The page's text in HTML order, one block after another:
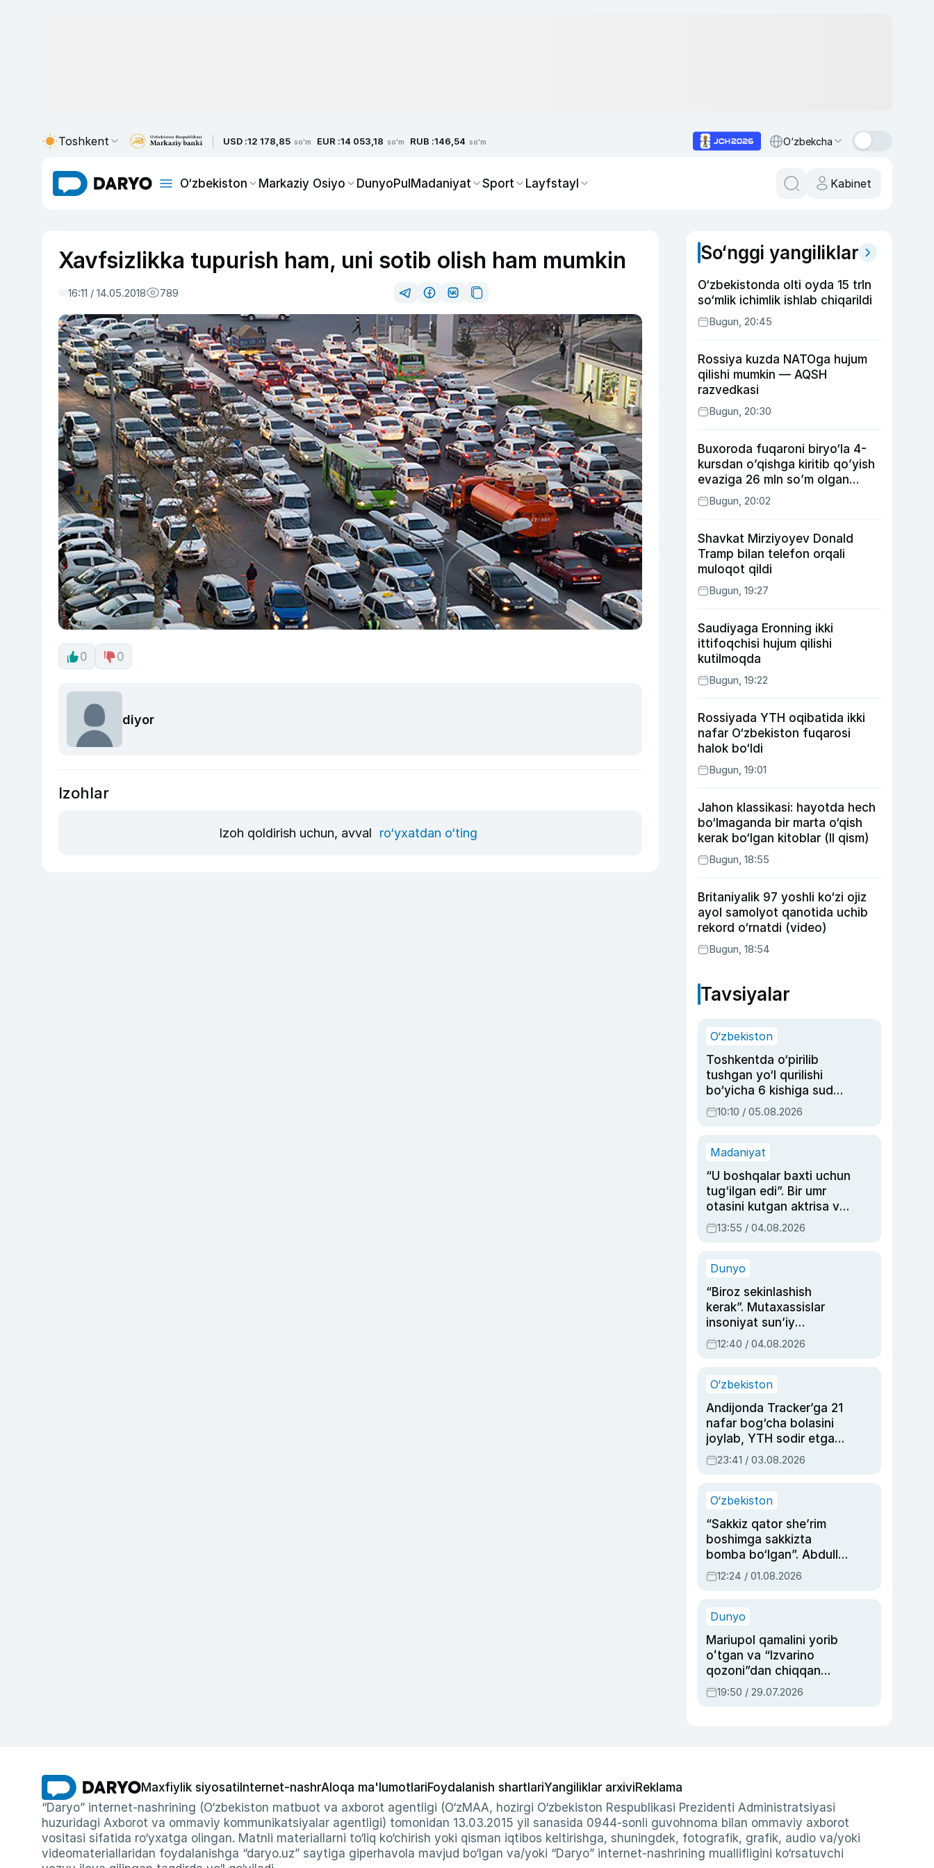
Toshkent USD :12 178,85 so'm EUR :14 053,18 so'm RUB :146,54 so'm O‘zbekcha
O‘zbekiston Markaziy Osiyo DunyoPulMadaniyat Sport Layfstayl Kabinet
Xavfsizlikka tupurish ham, uni sotib olish ham mumkin
16:11 / 14.05.2018 789
0 0
diyor
Izohlar
Izoh qoldirish uchun, avval ro‘yxatdan o‘ting
So‘nggi yangiliklar
O‘zbekistonda olti oyda 15 trln
so‘mlik ichimlik ishlab chiqarildi
Bugun, 20:45
Rossiya kuzda NATOga hujum
qilishi mumkin — AQSH
razvedkasi
Bugun, 20:30
Buxoroda fuqaroni biryo‘la 4-
kursdan o’qishga kiritib qo’yish
evaziga 26 mln so’m olgan
shaxs ushlandi
Bugun, 20:02
Shavkat Mirziyoyev Donald
Tramp bilan telefon orqali
muloqot qildi
Bugun, 19:27
Saudiyaga Eronning ikki
ittifoqchisi hujum qilishi
kutilmoqda
Bugun, 19:22
Rossiyada YTH oqibatida ikki
nafar O‘zbekiston fuqarosi
halok bo‘ldi
Bugun, 19:01
Jahon klassikasi: hayotda hech
bo‘lmaganda bir marta o‘qish
kerak bo‘lgan kitoblar (II qism)
Bugun, 18:55
Britaniyalik 97 yoshli ko‘zi ojiz
ayol samolyot qanotida uchib
rekord o‘rnatdi (video)
Bugun, 18:54
Tavsiyalar
O‘zbekiston
Toshkentda o‘pirilib
tushgan yo‘l qurilishi
bo‘yicha 6 kishiga sud
hukmi o‘qildi
10:10 / 05.08.2026
Madaniyat
“U boshqalar baxti uchun
tug‘ilgan edi”. Bir umr
otasini kutgan aktrisa va
dublyaj ustasi Rimma
Ahmedovaning
13:55 / 04.08.2026
Dunyo
“Biroz sekinlashish
kerak”. Mutaxassislar
insoniyat sun’iy
intellektni boshqara
olmay qolishidan xavotir
12:40 / 04.08.2026
O‘zbekiston
Andijonda Tracker’ga 21
nafar bog‘cha bolasini
joylab, YTH sodir etgan
ayolga sud hukmi o‘qildi
23:41 / 03.08.2026
O‘zbekiston
“Sakkiz qator she’rim
boshimga sakkizta
bomba bo‘lgan”. Abdulla
Oripovni siyosiy
ayblovlardan asrab
12:24 / 01.08.2026
Dunyo
Mariupol qamalini yorib
oʻtgan va “Izvarino
qozoni”dan chiqqan
qahramon — Ukraina
armiyasi bosh
19:50 / 29.07.2026
Maxfiylik siyosati Internet-nashrAloqa ma'lumotlariFoydalanish shartlariYangiliklar arxiviReklama
“Daryo” internet-nashrining (O‘zbekiston matbuot va axborot agentligi (O‘zMAA, hozirgi O‘zbekiston Respublikasi Prezidenti Administratsiyasi
huzuridagi Axborot va ommaviy kommunikatsiyalar agentligi) tomonidan 13.03.2015 yil sanasida 0944-sonli guvohnoma bilan ommaviy axborot
vositasi sifatida ro‘yxatga olingan. Matnli materiallarni to‘liq ko‘chirish yoki qisman iqtibos keltirishga, shuningdek, fotografik, grafik, audio va/yoki
videomateriallaridan foydalanishga “daryo.uz” saytiga giperhavola mavjud bo‘lgan va/yoki “Daryo” internet-nashrining muallifligini ko‘rsatuvchi